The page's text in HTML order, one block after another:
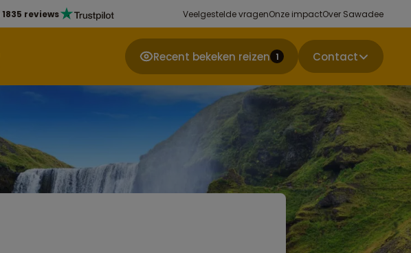
1835 reviews Veelgestelde vragenOnze impactOver Sawadee
Recent bekeken reizen 1 Contact